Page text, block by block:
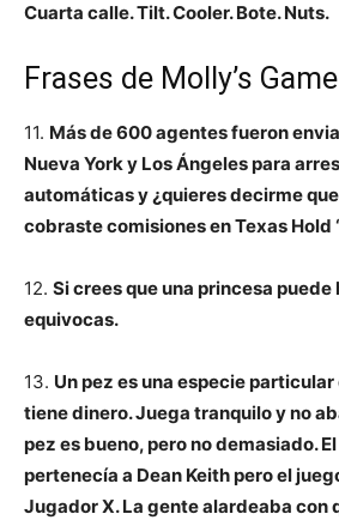
Cuarta calle. Tilt. Cooler. Bote. Nuts.
Frases de Molly’s Game
11. Más de 600 agentes fueron
Nueva York y Los Ángeles para
automáticas y ¿quieres decirme
cobraste comisiones en Texas Hold
12. Si crees que una princesa puede
equivocas.
13. Un pez es una especie particular
tiene dinero. Juega tranquilo y no
pez es bueno, pero no demasiado.
pertenecía a Dean Keith pero el
Jugador X. La gente alardeaba con